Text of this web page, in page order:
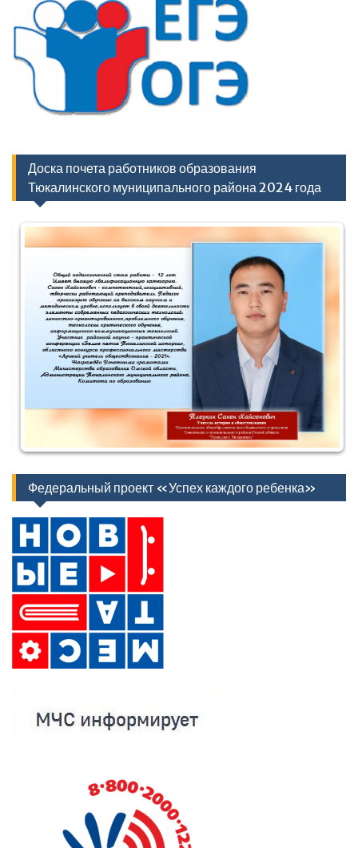
Доска почета работников образования
Тюкалинского муниципального района 2024 года
Федеральный проект «Успех каждого ребенка»